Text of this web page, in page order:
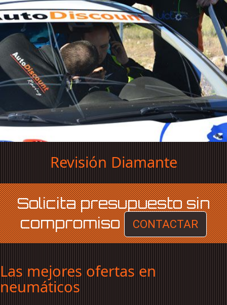
Revisión Diamante
Solicita presupuesto sin
compromiso
CONTACTAR
Las mejores ofertas en
neumáticos